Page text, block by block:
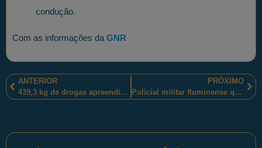
condução.
Com as informações da GNR
ANTERIOR
439,3 kg de drogas apreendidos pelos policiais militares paranaenses e policiais rodoviários federais
PRÓXIMO
Policial militar fluminense que serve, protege e ajuda crianças